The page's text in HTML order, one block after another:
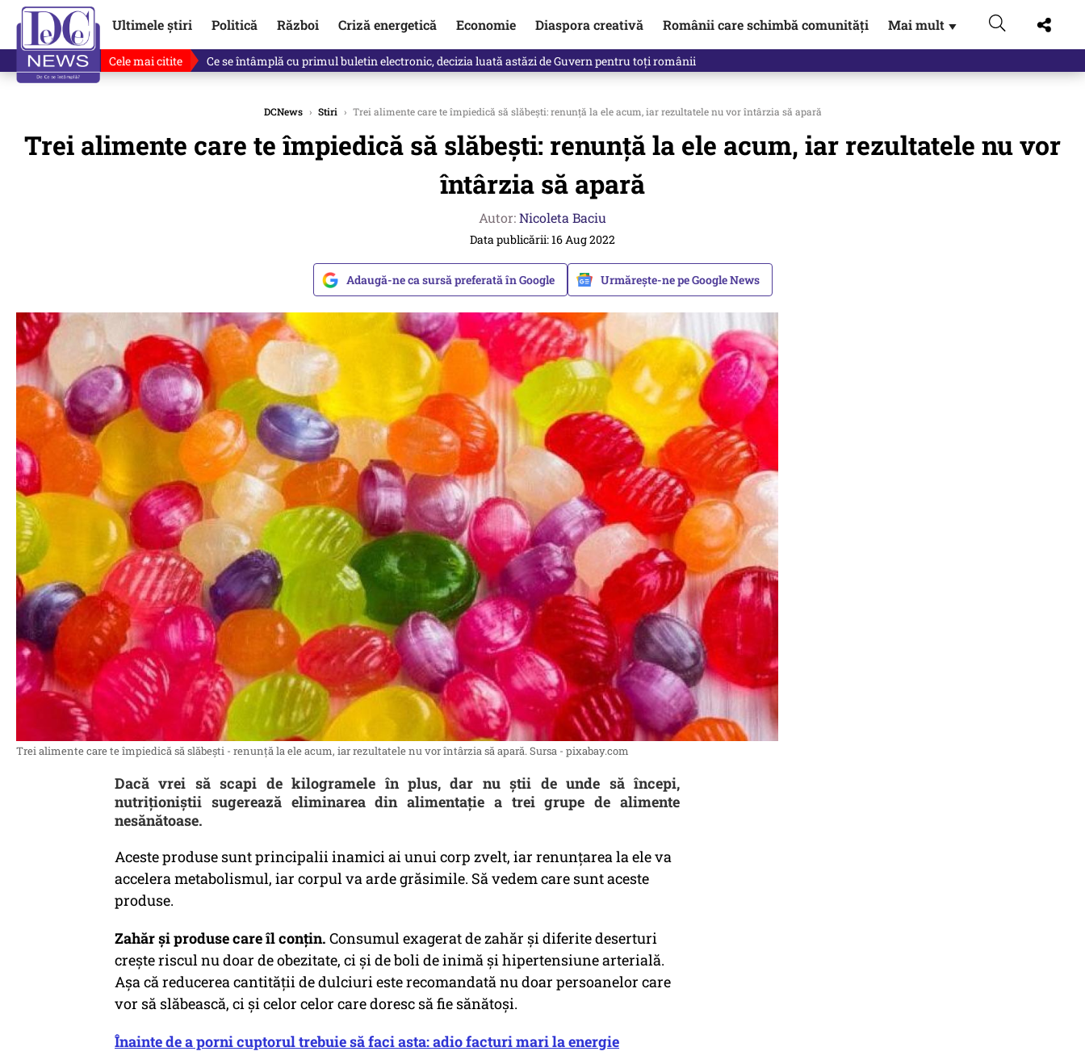
Ultimele știri Politică Război Criză energetică Economie Diaspora creativă Românii care schimbă comunități Mai mult ▼
Cele mai citite Ce se întâmplă cu primul buletin electronic, decizia luată astăzi de Guvern pentru toți românii
DCNews › Stiri › Trei alimente care te împiedică să slăbești: renunță la ele acum, iar rezultatele nu vor întârzia să apară
Trei alimente care te împiedică să slăbești: renunță la ele acum, iar rezultatele nu vor
întârzia să apară
Autor:Nicoleta Baciu
Data publicării: 16 Aug 2022
Adaugă-ne ca sursă preferată în Google Urmărește-ne pe Google News
Trei alimente care te împiedică să slăbești - renunță la ele acum, iar rezultatele nu vor întârzia să apară. Sursa - pixabay.com
Dacă vrei să scapi de kilogramele în plus, dar nu știi de unde să începi,
nutriționiștii sugerează eliminarea din alimentație a trei grupe de alimente
nesănătoase.
Aceste produse sunt principalii inamici ai unui corp zvelt, iar renunțarea la ele va
accelera metabolismul, iar corpul va arde grăsimile. Să vedem care sunt aceste
produse.
Zahăr și produse care îl conțin. Consumul exagerat de zahăr și diferite deserturi
crește riscul nu doar de obezitate, ci și de boli de inimă și hipertensiune arterială.
Așa că reducerea cantității de dulciuri este recomandată nu doar persoanelor care
vor să slăbească, ci și celor celor care doresc să fie sănătoși.
Înainte de a porni cuptorul trebuie să faci asta: adio facturi mari la energie